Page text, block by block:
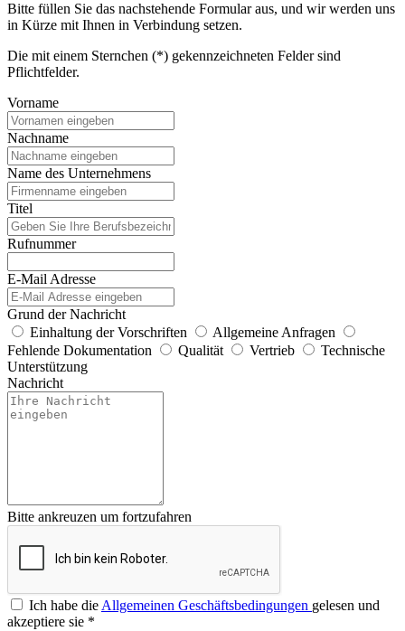
Bitte füllen Sie das nachstehende Formular aus, und wir werden uns
in Kürze mit Ihnen in Verbindung setzen.
Die mit einem Sternchen (*) gekennzeichneten Felder sind
Pflichtfelder.
Vorname
Nachname
Name des Unternehmens
Titel
Rufnummer
E-Mail Adresse
Grund der Nachricht
Einhaltung der Vorschriften
Allgemeine Anfragen
Fehlende Dokumentation
Qualität Vertrieb
Technische
Unterstützung
Nachricht
Bitte ankreuzen um fortzufahren
Ich habe dieAllgemeinen Geschäftsbedingungen gelesen und
akzeptiere sie *